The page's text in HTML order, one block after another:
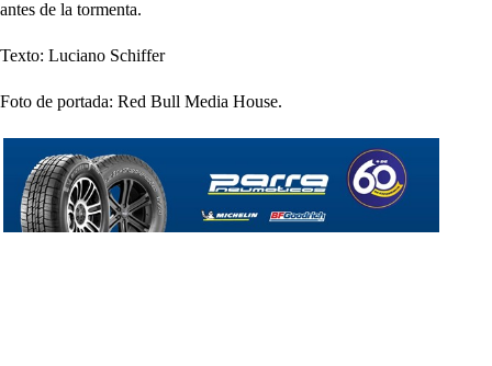
antes de la tormenta.
Texto: Luciano Schiffer
Foto de portada: Red Bull Media House.